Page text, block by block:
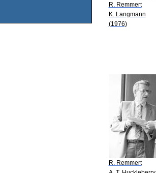
R. Remmert
K. Langmann
(1976)
R. Remmert